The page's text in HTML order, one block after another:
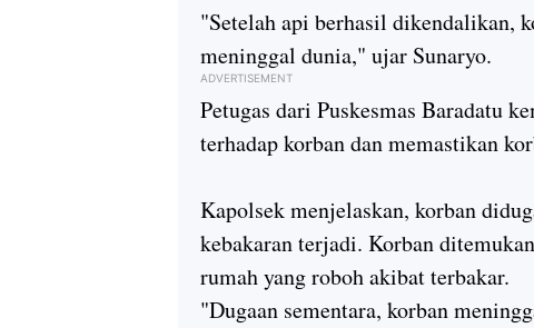
"Setelah api berhasil dikendalikan,
meninggal dunia," ujar Sunaryo.
ADVERTISEMENT
Petugas dari Puskesmas Baradatu
terhadap korban dan memastikan
Kapolsek menjelaskan, korban
kebakaran terjadi. Korban
rumah yang roboh akibat terbakar.
"Dugaan sementara, korban